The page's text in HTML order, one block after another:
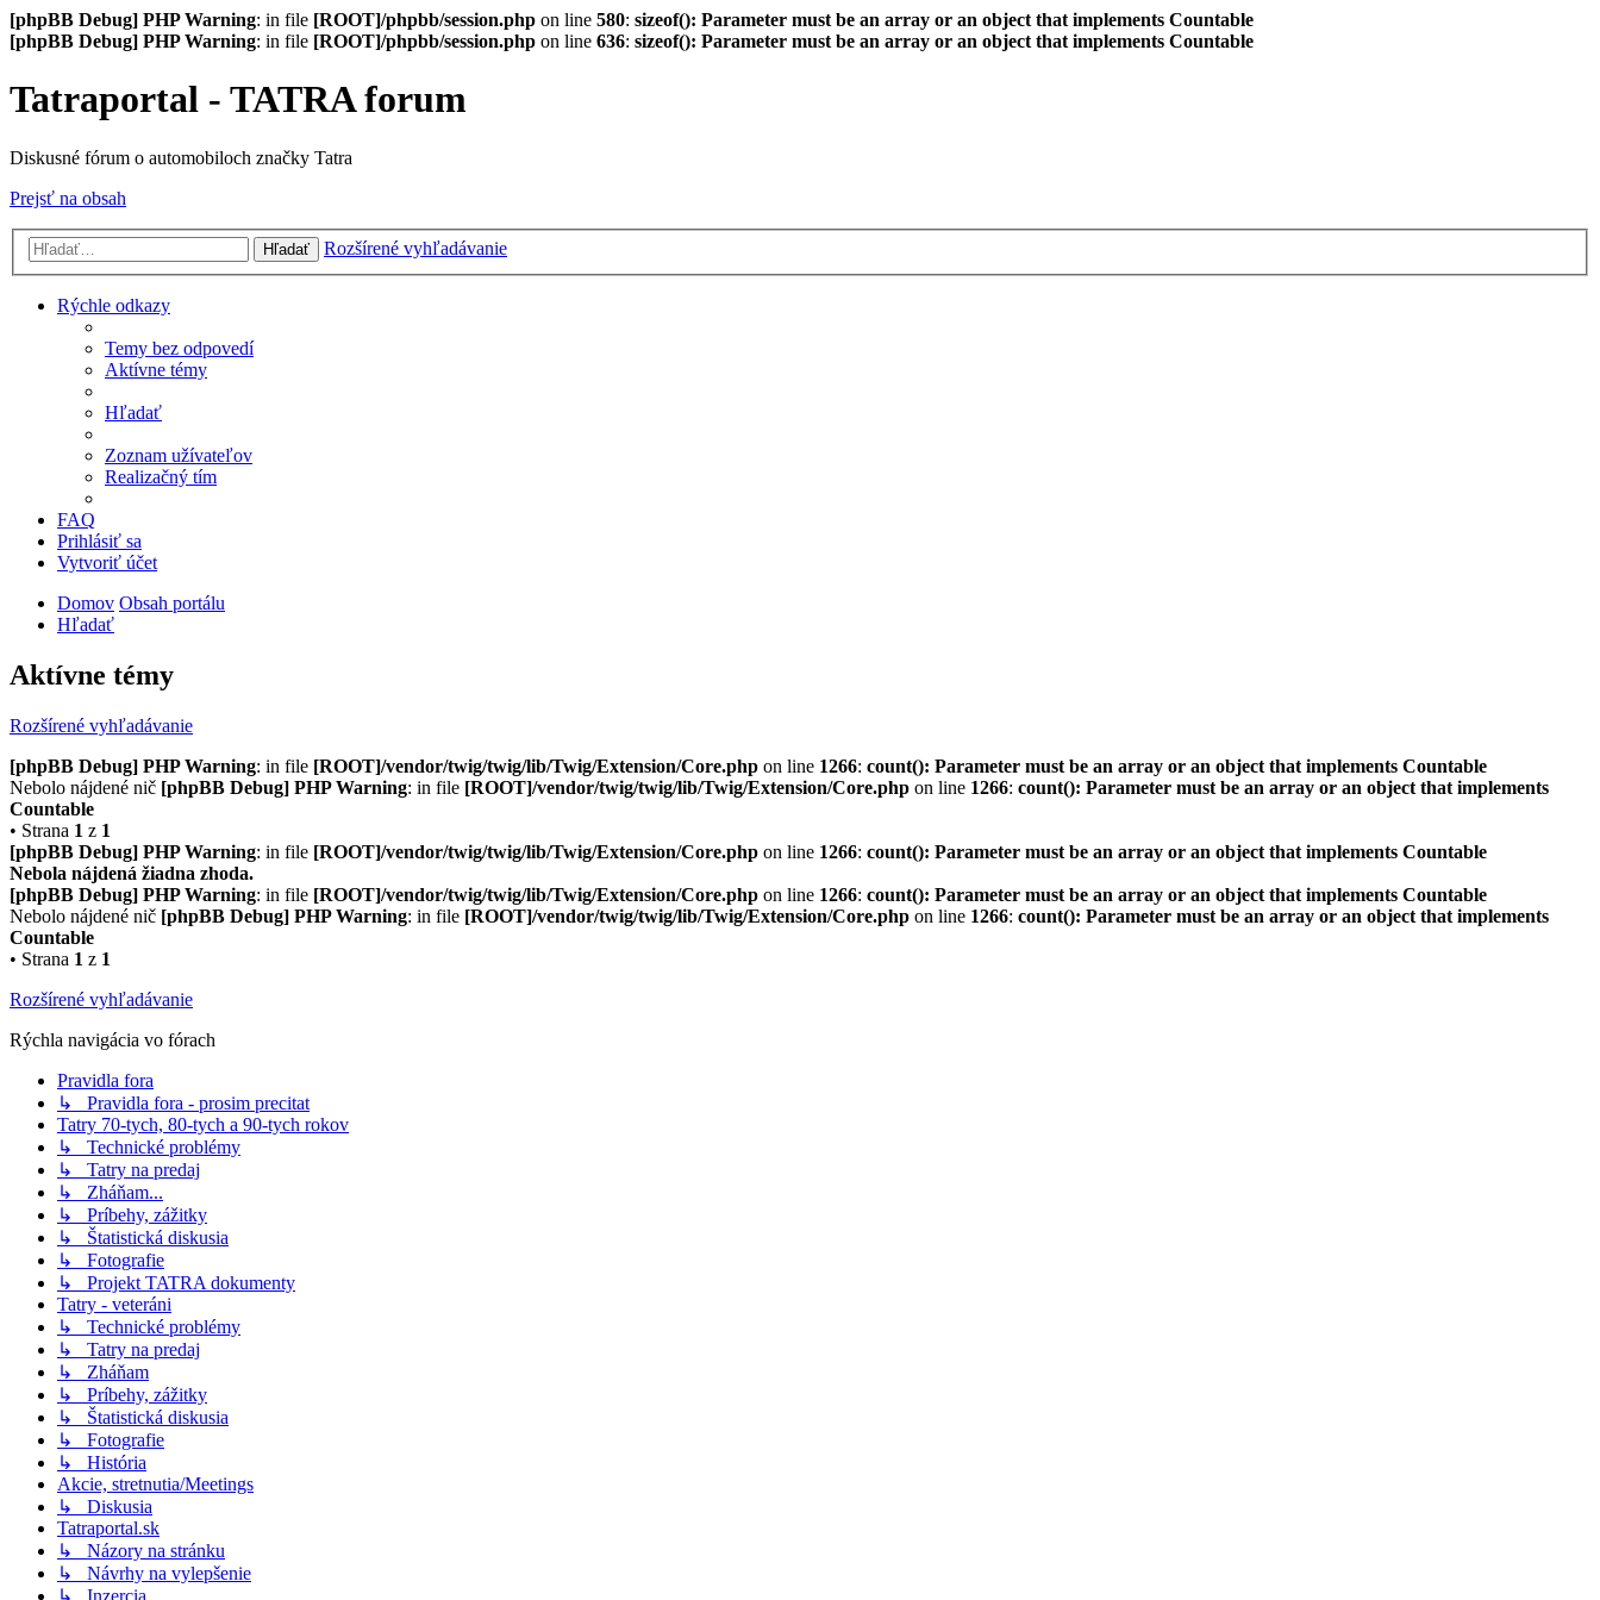
[phpBB Debug] PHP Warning: in file [ROOT]/phpbb/session.php on line 580: sizeof(): Parameter must be an array or an object that implements Countable
[phpBB Debug] PHP Warning: in file [ROOT]/phpbb/session.php on line 636: sizeof(): Parameter must be an array or an object that implements Countable
Tatraportal - TATRA forum
Diskusné fórum o automobiloch značky Tatra
Prejsť na obsah
Hľadať Rozšírené vyhľadávanie
Rýchle odkazy
Temy bez odpovedí
Aktívne témy
Hľadať
Zoznam užívateľov
Realizačný tím
FAQ
Prihlásiť sa
Vytvoriť účet
Domov Obsah portálu
Hľadať
Aktívne témy
Rozšírené vyhľadávanie
[phpBB Debug] PHP Warning: in file [ROOT]/vendor/twig/twig/lib/Twig/Extension/Core.php on line 1266: count(): Parameter must be an array or an object that implements Countable
Nebolo nájdené nič [phpBB Debug] PHP Warning: in file [ROOT]/vendor/twig/twig/lib/Twig/Extension/Core.php on line 1266: count(): Parameter must be an array or an object that implements
Countable
• Strana 1 z 1
[phpBB Debug] PHP Warning: in file [ROOT]/vendor/twig/twig/lib/Twig/Extension/Core.php on line 1266: count(): Parameter must be an array or an object that implements Countable
Nebola nájdená žiadna zhoda.
[phpBB Debug] PHP Warning: in file [ROOT]/vendor/twig/twig/lib/Twig/Extension/Core.php on line 1266: count(): Parameter must be an array or an object that implements Countable
Nebolo nájdené nič [phpBB Debug] PHP Warning: in file [ROOT]/vendor/twig/twig/lib/Twig/Extension/Core.php on line 1266: count(): Parameter must be an array or an object that implements
Countable
• Strana 1 z 1
Rozšírené vyhľadávanie
Rýchla navigácia vo fórach
Pravidla fora
↳ Pravidla fora - prosim precitat
Tatry 70-tych, 80-tych a 90-tych rokov
↳ Technické problémy
↳ Tatry na predaj
↳ Zháňam...
↳ Príbehy, zážitky
↳ Štatistická diskusia
↳ Fotografie
↳ Projekt TATRA dokumenty
Tatry - veteráni
↳ Technické problémy
↳ Tatry na predaj
↳ Zháňam
↳ Príbehy, zážitky
↳ Štatistická diskusia
↳ Fotografie
↳ História
Akcie, stretnutia/Meetings
↳ Diskusia
Tatraportal.sk
↳ Názory na stránku
↳ Návrhy na vylepšenie